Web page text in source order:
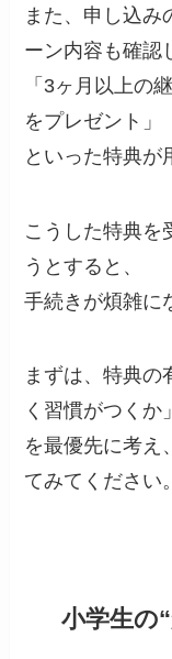
また、申し込み
ーン内容も確認
「3ヶ月以上の
をプレゼント」
といった特典が
こうした特典を
うとすると、
手続きが煩雑に
まずは、特典の
く習慣がつくか」
を最優先に考え
てみてください。
小学生の